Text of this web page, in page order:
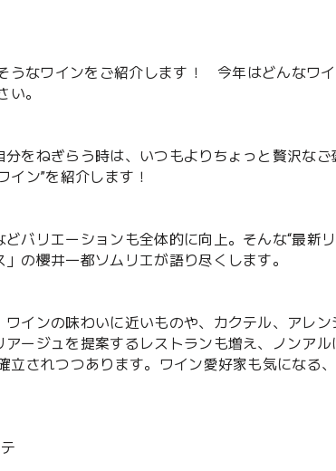
うなワインをご紹介します！ 今年はどんなワ
。
をねぎらう時は、いつもよりちょっと贅沢な
ン”を紹介します！
バリエーションも全体的に向上。そんな“最新
の櫻井一都ソムリエが語り尽くします。
インの味わいに近いものや、カクテル、アレ
ージュを提案するレストランも増え、ノンアル
立されつつあります。ワイン愛好家も気になる